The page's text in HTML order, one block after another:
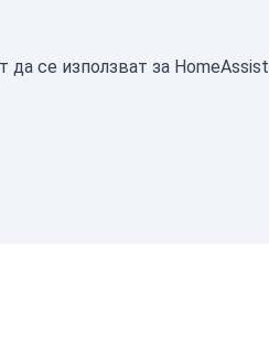
се използват за